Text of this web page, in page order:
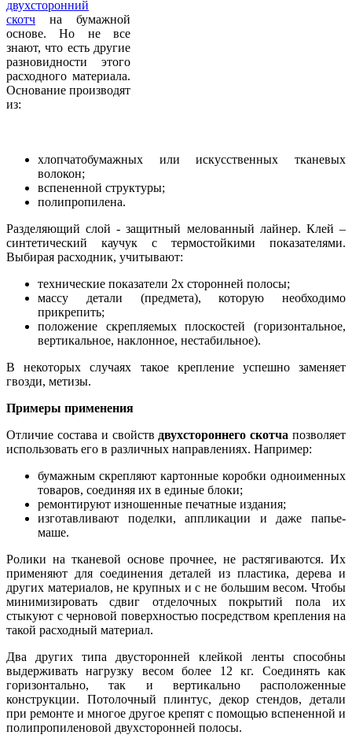
двухсторонний
скотч на бумажной
основе. Но не все
знают, что есть другие
разновидности этого
расходного материала.
Основание производят
из:
хлопчатобумажных или искусственных тканевых
волокон;
вспененной структуры;
полипропилена.
Разделяющий слой - защитный мелованный лайнер. Клей –
синтетический каучук с термостойкими показателями.
Выбирая расходник, учитывают:
технические показатели 2х сторонней полосы;
массу детали (предмета), которую необходимо
прикрепить;
положение скрепляемых плоскостей (горизонтальное,
вертикальное, наклонное, нестабильное).
В некоторых случаях такое крепление успешно заменяет
гвозди, метизы.
Примеры применения
Отличие состава и свойств двухстороннего скотча позволяет
использовать его в различных направлениях. Например:
бумажным скрепляют картонные коробки одноименных
товаров, соединяя их в единые блоки;
ремонтируют изношенные печатные издания;
изготавливают поделки, аппликации и даже папье-
маше.
Ролики на тканевой основе прочнее, не растягиваются. Их
применяют для соединения деталей из пластика, дерева и
других материалов, не крупных и с не большим весом. Чтобы
минимизировать сдвиг отделочных покрытий пола их
стыкуют с черновой поверхностью посредством крепления на
такой расходный материал.
Два других типа двусторонней клейкой ленты способны
выдерживать нагрузку весом более 12 кг. Соединять как
горизонтально, так и вертикально расположенные
конструкции. Потолочный плинтус, декор стендов, детали
при ремонте и многое другое крепят с помощью вспененной и
полипропиленовой двухсторонней полосы.